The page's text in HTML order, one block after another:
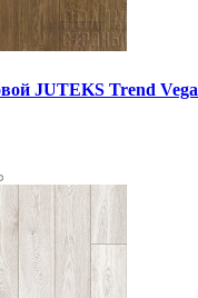
JUTEKS Trend